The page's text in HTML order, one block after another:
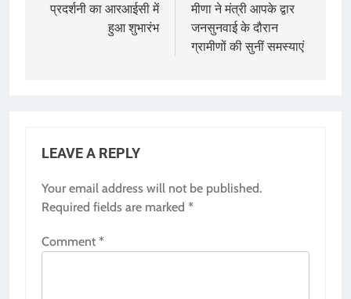
प्रदर्शनी का आरआईसी में
हुआ शुभारंभ
मीणा ने मंत्री आपके द्वार
जनसुनवाई के दौरान
ग्रामीणों की सुनीं समस्याएं
LEAVE A REPLY
Your email address will not be published.
Required fields are marked *
Comment *